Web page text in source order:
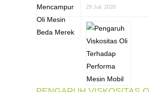
29 Juli, 2026